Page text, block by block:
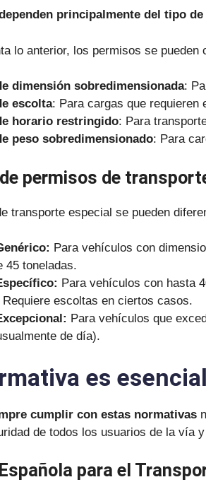
principalmente del tipo
lo anterior, los permisos se pueden
dimensión sobredimensionada:
escolta: Para cargas que requieren
horario restringido: Para
peso sobredimensionado: Para
permisos de
transporte especial se pueden
Para vehículos con
45 toneladas.
Para vehículos con hasta
escoltas en ciertos casos.
Para vehículos que
de día).
es
cumplir con estas normativas
de todos los usuarios de la vía
para el